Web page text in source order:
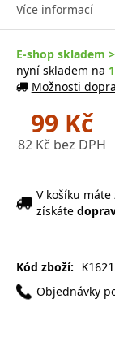
Více informací
E-shop skladem
nyní skladem na
Možnosti
99 Kč
82 Kč bez DPH
V košíku máte
získáte
Kód zboží:
Objednávky